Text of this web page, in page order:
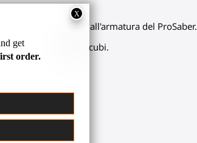
controller attorno all'armatura del ProSaber.
a te, per tagliare i cubi.